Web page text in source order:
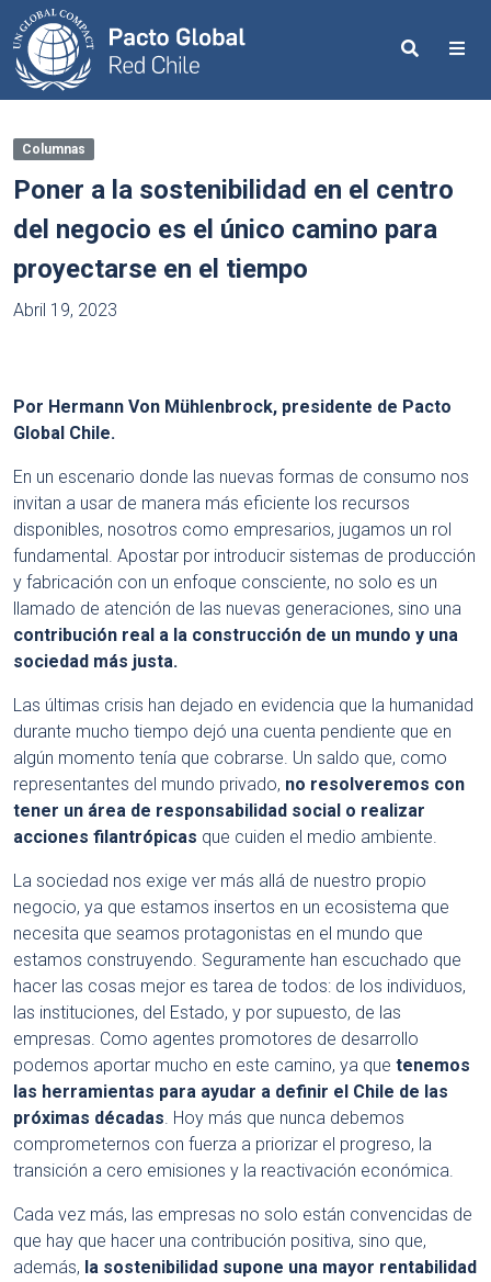
Search
Columnas
Poner a la sostenibilidad en el centro
del negocio es el único camino para
proyectarse en el tiempo
Abril 19, 2023
Por Hermann Von Mühlenbrock, presidente de Pacto
Global Chile.
En un escenario donde las nuevas formas de consumo nos
invitan a usar de manera más eficiente los recursos
disponibles, nosotros como empresarios, jugamos un rol
fundamental. Apostar por introducir sistemas de producción
y fabricación con un enfoque consciente, no solo es un
llamado de atención de las nuevas generaciones, sino una
contribución real a la construcción de un mundo y una
sociedad más justa.
Las últimas crisis han dejado en evidencia que la humanidad
durante mucho tiempo dejó una cuenta pendiente que en
algún momento tenía que cobrarse. Un saldo que, como
representantes del mundo privado, no resolveremos con
tener un área de responsabilidad social o realizar
acciones filantrópicas que cuiden el medio ambiente.
La sociedad nos exige ver más allá de nuestro propio
negocio, ya que estamos insertos en un ecosistema que
necesita que seamos protagonistas en el mundo que
estamos construyendo. Seguramente han escuchado que
hacer las cosas mejor es tarea de todos: de los individuos,
las instituciones, del Estado, y por supuesto, de las
empresas. Como agentes promotores de desarrollo
podemos aportar mucho en este camino, ya que tenemos
las herramientas para ayudar a definir el Chile de las
próximas décadas. Hoy más que nunca debemos
comprometernos con fuerza a priorizar el progreso, la
transición a cero emisiones y la reactivación económica.
Cada vez más, las empresas no solo están convencidas de
que hay que hacer una contribución positiva, sino que,
además, la sostenibilidad supone una mayor rentabilidad